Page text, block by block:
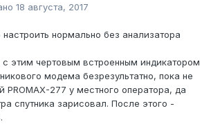
18 августа, 2017
нормально без анализатора
этим чертовым встроенным индикатором
модема безрезультатно, пока не
PROMAX-277 у местного оператора, да
спутника зарисовал. После этого -